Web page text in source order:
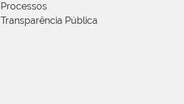
Processos
Transparência Pública